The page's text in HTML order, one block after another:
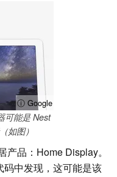
ⓘ Google
可能是 Nest
如图）
品：Home Display。
中发现，这可能是该